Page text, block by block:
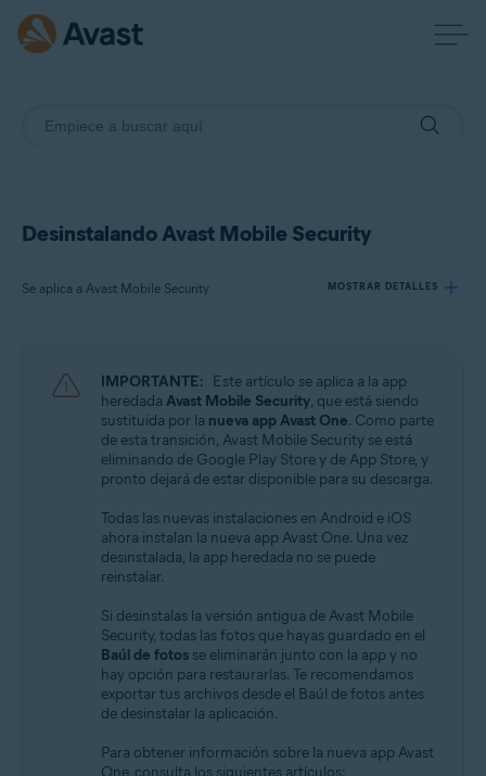
Desinstalando Avast Mobile Security
Se aplica a Avast Mobile Security MOSTRAR DETALLES
Avast Mobile Security
Sistemas operativos:
Android y iOS
IMPORTANTE: Este artículo se aplica a la app
heredada Avast Mobile Security, que está siendo
sustituida por la nueva app Avast One. Como parte
de esta transición, Avast Mobile Security se está
eliminando de Google Play Store y de App Store, y
pronto dejará de estar disponible para su descarga.
Todas las nuevas instalaciones en Android e iOS
ahora instalan la nueva app Avast One. Una vez
desinstalada, la app heredada no se puede
reinstalar.
Si desinstalas la versión antigua de Avast Mobile
Security, todas las fotos que hayas guardado en el
Baúl de fotos se eliminarán junto con la app y no
hay opción para restaurarlas. Te recomendamos
exportar tus archivos desde el Baúl de fotos antes
de desinstalar la aplicación.
Para obtener información sobre la nueva app Avast
One, consulta los siguientes artículos: